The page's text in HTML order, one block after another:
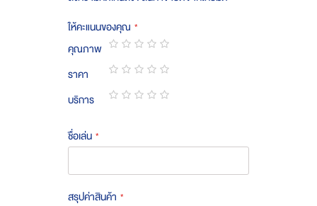
ให้คะแนนของคุณ
คุณภาพ
1
star
2
stars
3
stars
4
stars
5
stars
ราคา
1
star
2
stars
3
stars
4
stars
5
stars
บริการ
ชื่อเล่น
สรุปค่าสินค้า